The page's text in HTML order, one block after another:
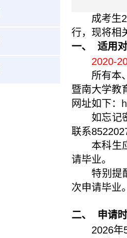
成考生
行，现将相
一、
适用
2020-
所有本
暨南大学教
网址如下：
如忘记
联系
本科生
请毕业。
特别提
次申请毕业。
二、
申请
2026年